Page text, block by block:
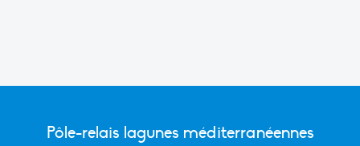
Pôle-relais lagunes méditerranéennes